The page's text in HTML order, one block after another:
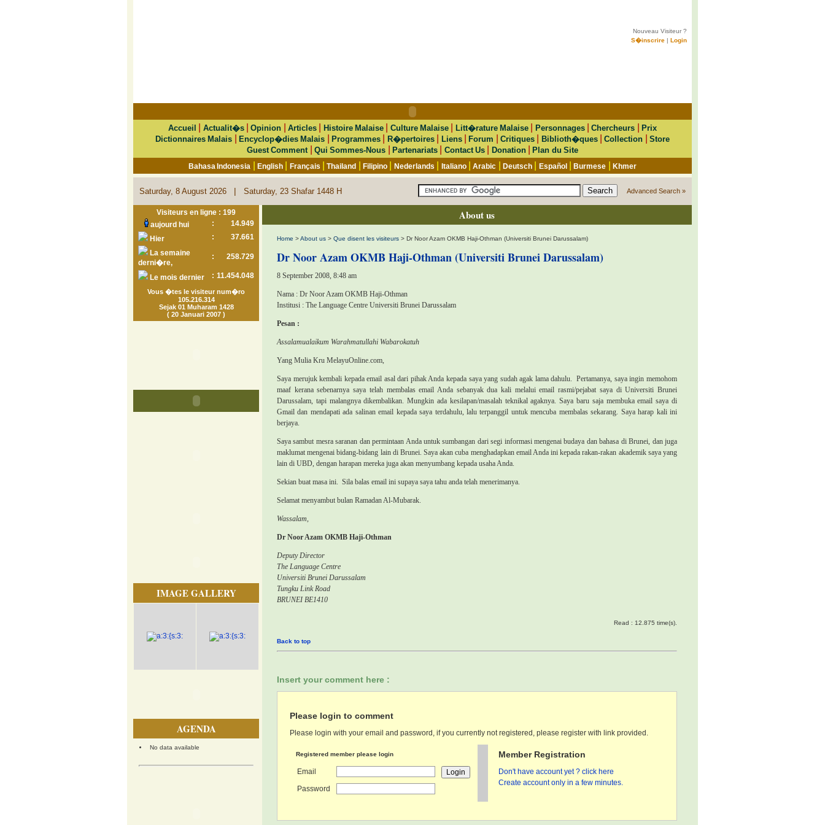
Nouveau Visiteur ?
S�inscrire | Login
Accueil Actualit�s|Opinion Articles| Histoire Malaise| Culture Malaise Litt�rature Malaise Personnages|Chercheurs |Prix
Dictionnaires Malais |Encyclop�dies Malais |Programmes R�pertoires| Liens|Forum Critiques| Biblioth�ques|Collection
Store
Guest Comment
Qui Sommes-Nous Partenariats Contact Us Donation|Plan du Site
Bahasa Indonesia |English Français |Thailand |Filipino Nederlands Italiano|Arabic Deutsch| Español|Burmese Khmer
Saturday, 8 August 2026 | Saturday, 23 Shafar 1448 H Advanced Search »
Visiteurs en ligne : 199
aujourd hui
:
14.949
Hier
:
37.661
La semaine
derni�re,
: 258.729
Le mois dernier : 11.454.048
Vous �tes le visiteur num�ro
105.216.314
Sejak 01 Muharam 1428
( 20 Januari 2007 )
IMAGE GALLERY
AGENDA
No data available
About us
Home >About us > Que disent les visiteurs > Dr Noor Azam OKMB Haji-Othman (Universiti Brunei Darussalam)
Dr Noor Azam OKMB Haji-Othman (Universiti Brunei Darussalam)
8 September 2008, 8:48 am
Nama : Dr Noor Azam OKMB Haji-Othman
Institusi : The Language Centre Universiti Brunei Darussalam
Pesan :
Assalamualaikum Warahmatullahi Wabarokatuh
Yang Mulia Kru MelayuOnline.com,
Saya merujuk kembali kepada email asal dari pihak Anda kepada saya yang sudah agak lama dahulu. Pertamanya, saya ingin memohom
maaf kerana sebenarnya saya telah membalas email Anda sebanyak dua kali melalui email rasmi/pejabat saya di Universiti Brunei
Darussalam, tapi malangnya dikembalikan. Mungkin ada kesilapan/masalah teknikal agaknya. Saya baru saja membuka email saya di
Gmail dan mendapati ada salinan email kepada saya terdahulu, lalu terpanggil untuk mencuba membalas sekarang. Saya harap kali ini
berjaya.
Saya sambut mesra saranan dan permintaan Anda untuk sumbangan dari segi informasi mengenai budaya dan bahasa di Brunei, dan juga
maklumat mengenai bidang-bidang lain di Brunei. Saya akan cuba menghadapkan email Anda ini kepada rakan-rakan akademik saya yang
lain di UBD, dengan harapan mereka juga akan menyumbang kepada usaha Anda.
Sekian buat masa ini. Sila balas email ini supaya saya tahu anda telah menerimanya.
Selamat menyambut bulan Ramadan Al-Mubarak.
Wassalam,
Dr Noor Azam OKMB Haji-Othman
Deputy Director
The Language Centre
Universiti Brunei Darussalam
Tungku Link Road
BRUNEIBE1410
Read : 12.875 time(s).
Back to top
Insert your comment here :
Please login to comment
Please login with your email and password, if you currently not registered, please register with link provided.
Registered member please login
Email
Password
Member Registration
Don't have account yet ? click here
Create account only in a few minutes.